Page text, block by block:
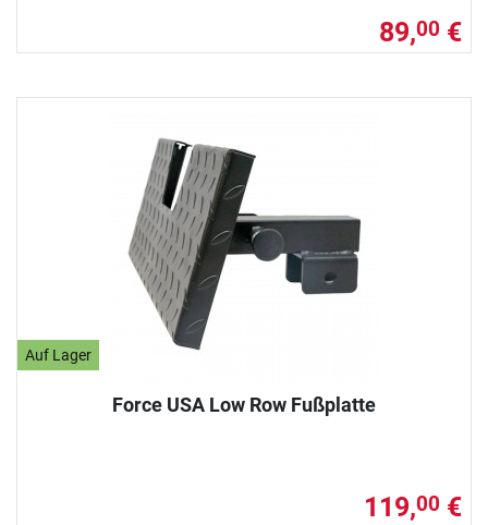
89,00 €
Auf Lager
Force USA Low Row Fußplatte
119,00 €